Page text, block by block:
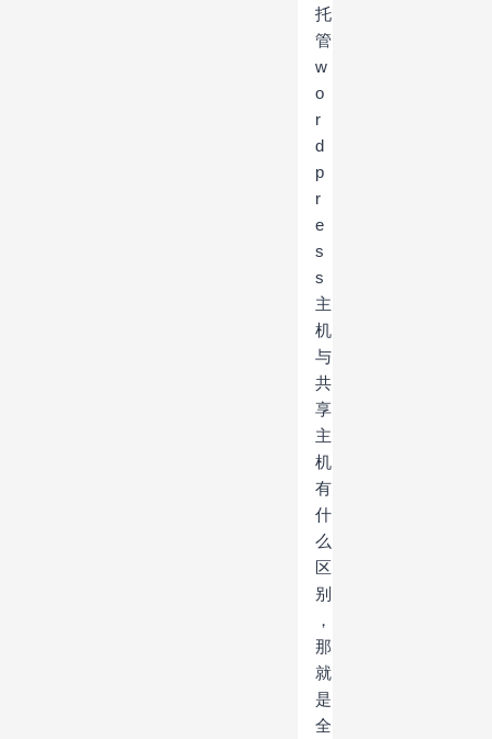
托
管
w
o
r
d
p
r
e
s
s
主
机
与
共
享
主
机
有
什
么
区
别
，
那
就
是
全